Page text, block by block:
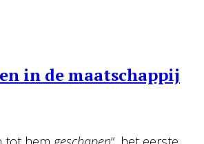
in de maatschappij